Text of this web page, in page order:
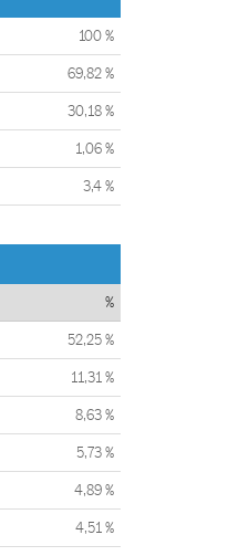
100 %
69,82 %
30,18 %
1,06 %
3,4 %
%
52,25 %
11,31 %
8,63 %
5,73 %
4,89 %
4,51 %